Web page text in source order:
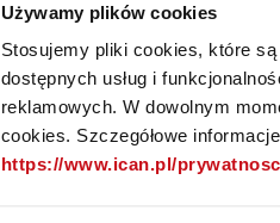
Używamy plików cookies
Stosujemy pliki cookies, które
dostępnych usług i
reklamowych. W dowolnym
cookies. Szczegółowe
https://www.ican.pl/prywatnosc
aniślepakami
że realizowanie
zamkniętymi oczami z
powiedzenie, że połowa
narzędzi komunikacji z